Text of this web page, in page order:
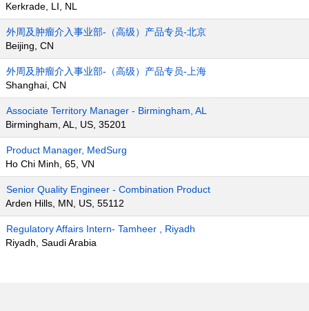
Kerkrade, LI, NL
外周及肿瘤介入事业部-（高级）产品专员-北京
Beijing, CN
外周及肿瘤介入事业部-（高级）产品专员-上海
Shanghai, CN
Associate Territory Manager - Birmingham, AL
Birmingham, AL, US, 35201
Product Manager, MedSurg
Ho Chi Minh, 65, VN
Senior Quality Engineer - Combination Product
Arden Hills, MN, US, 55112
Regulatory Affairs Intern- Tamheer , Riyadh
Riyadh, Saudi Arabia